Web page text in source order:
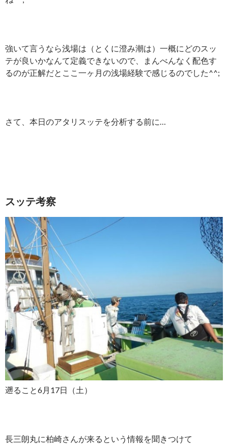
強いて言うなら浅場は（とくに澄み潮は）一概にどのスッ
テが良いかなんて定義できないので、まんべんなく配色す
るのが正解だとここ一ヶ月の浅場経験で感じるのでした^^;
さて、本日のアタリスッテを分析する前に…
スッテ考察
遡ること6月17日（土）
長三朗丸に柏崎さんが来るという情報を聞きつけて